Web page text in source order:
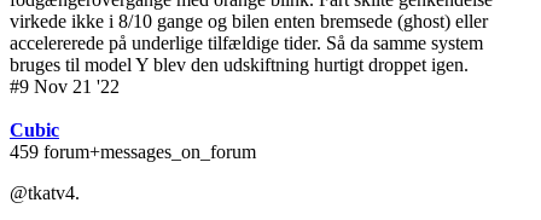
virkede ikke i 8/10 gange og bilen enten bremsede (ghost) eller
accelererede på underlige tilfældige tider. Så da samme system
bruges til model Y blev den udskiftning hurtigt droppet igen.
#9 Nov 21 '22
Cubic
459 forum+messages_on_forum
@tkatv4.